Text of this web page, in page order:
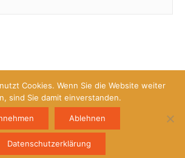
für Oberflächentechnik e.V.
Impressum
Datenschutz
Cookies. Wenn Sie die Website weiter
sind Sie damit einverstanden.
Ablehnen
Datenschutzerklärung